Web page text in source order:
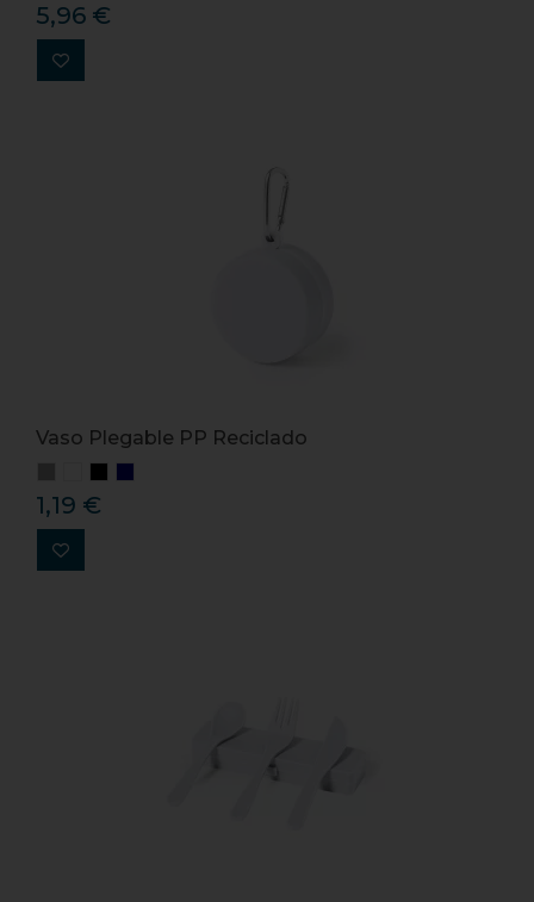
5,96 €
Vaso Plegable PP Reciclado
1,19 €